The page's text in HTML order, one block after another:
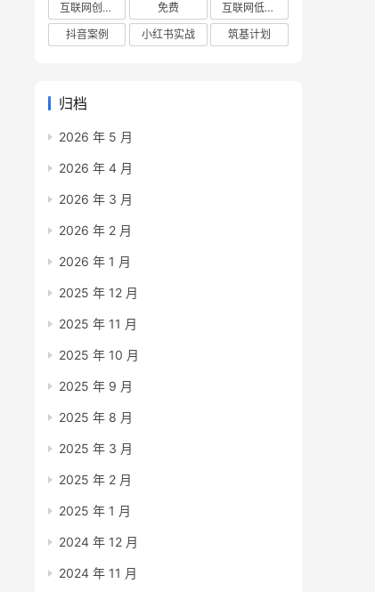
互联网创业项目
免费
互联网低成本创业项目
抖音案例
小红书实战 筑基计划
归档
2026 年 5 月
2026 年 4 月
2026 年 3 月
2026 年 2 月
2026 年 1 月
2025 年 12 月
2025 年 11 月
2025 年 10 月
2025 年 9 月
2025 年 8 月
2025 年 3 月
2025 年 2 月
2025 年 1 月
2024 年 12 月
2024 年 11 月